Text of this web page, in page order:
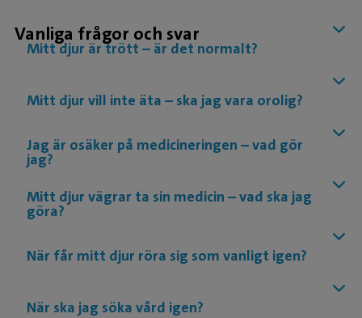
Vanliga frågor och svar
Mitt djur är trött – är det normalt?
Mitt djur vill inte äta – ska jag vara orolig?
Jag är osäker på medicineringen – vad gör
jag?
Mitt djur vägrar ta sin medicin – vad ska jag
göra?
När får mitt djur röra sig som vanligt igen?
När ska jag söka vård igen?